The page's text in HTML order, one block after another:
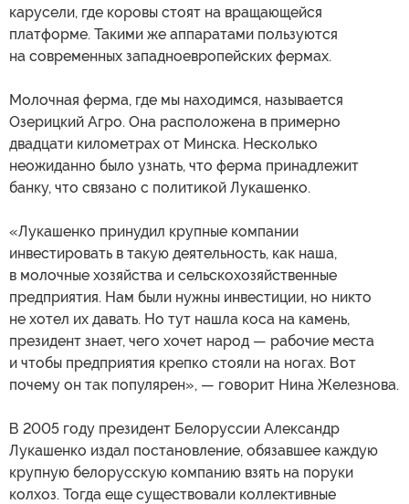
карусели, где коровы стоят на вращающейся
платформе. Такими же аппаратами пользуются
на современных западноевропейских фермах.
Молочная ферма, где мы находимся, называется
Озерицкий Агро. Она расположена в примерно
двадцати километрах от Минска. Несколько
неожиданно было узнать, что ферма принадлежит
банку, что связано с политикой Лукашенко.
«Лукашенко принудил крупные компании
инвестировать в такую деятельность, как наша,
в молочные хозяйства и сельскохозяйственные
предприятия. Нам были нужны инвестиции, но никто
не хотел их давать. Но тут нашла коса на камень,
президент знает, чего хочет народ — рабочие места
и чтобы предприятия крепко стояли на ногах. Вот
почему он так популярен», — говорит Нина Железнова.
В 2005 году президент Белоруссии Александр
Лукашенко издал постановление, обязавшее каждую
крупную белорусскую компанию взять на поруки
колхоз. Тогда еще существовали коллективные